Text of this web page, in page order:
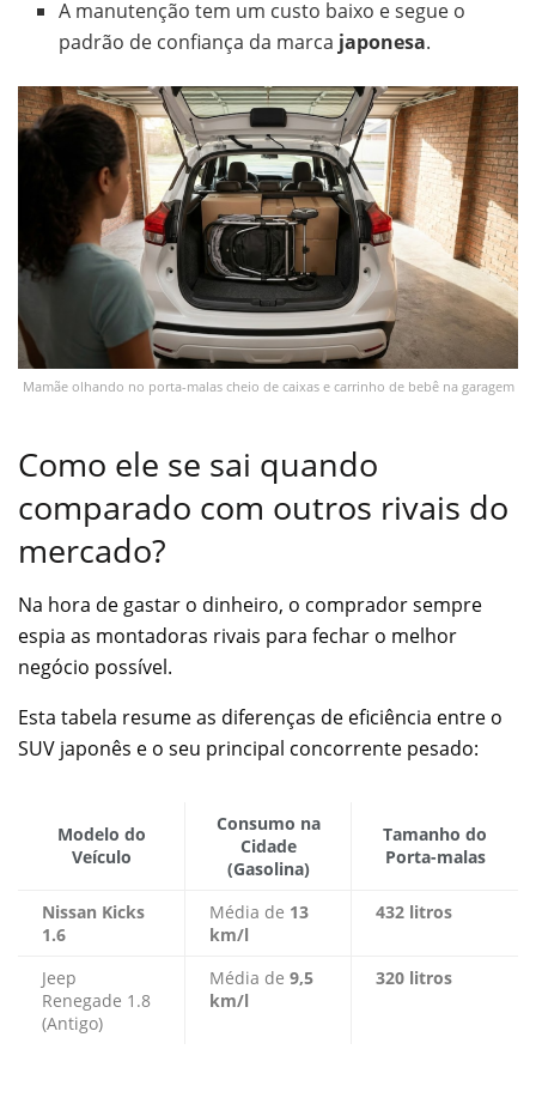
A manutenção tem um custo baixo e segue o
padrão de confiança da marca japonesa.
Mamãe olhando no porta-malas cheio de caixas e carrinho de bebê na garagem
Como ele se sai quando
comparado com outros rivais do
mercado?
Na hora de gastar o dinheiro, o comprador sempre
espia as montadoras rivais para fechar o melhor
negócio possível.
Esta tabela resume as diferenças de eficiência entre o
SUV japonês e o seu principal concorrente pesado:
Modelo do
Veículo
Consumo na
Cidade
(Gasolina)
Tamanho do
Porta-malas
Nissan Kicks
1.6
Média de 13
km/l
432 litros
Jeep
Renegade 1.8
(Antigo)
Média de 9,5
km/l
320 litros